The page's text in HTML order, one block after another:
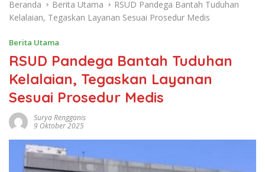
Beranda Berita Utama
RSUD Pandega Bantah Tuduhan
Kelalaian, Tegaskan Layanan Sesuai Prosedur Medis
Berita Utama
RSUD Pandega Bantah Tuduhan
Kelalaian, Tegaskan Layanan
Sesuai Prosedur Medis
Surya Rengganis
9 Oktober 2025